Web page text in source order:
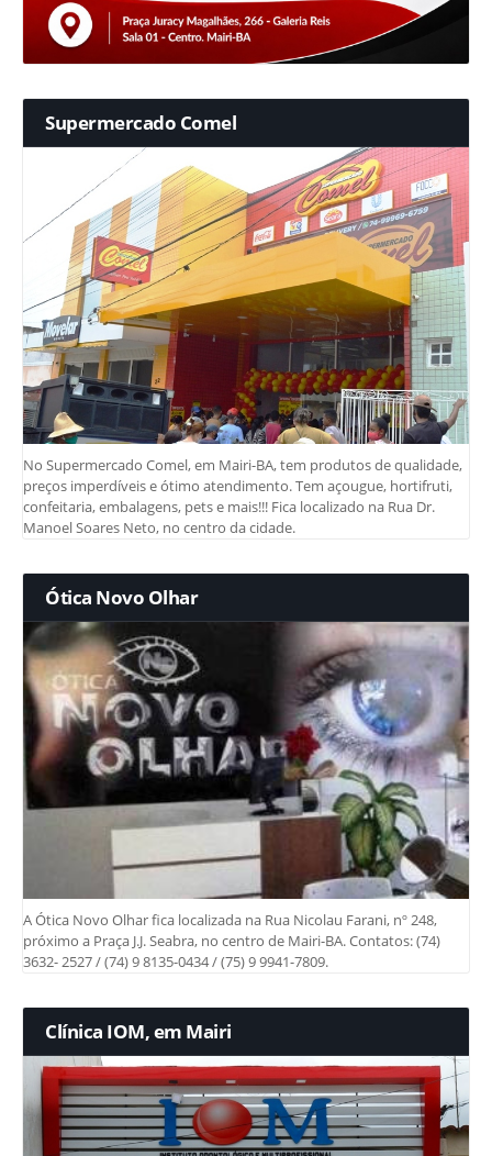
Supermercado Comel
No Supermercado Comel, em Mairi-BA, tem produtos de qualidade,
preços imperdíveis e ótimo atendimento. Tem açougue, hortifruti,
confeitaria, embalagens, pets e mais!!! Fica localizado na Rua Dr.
Manoel Soares Neto, no centro da cidade.
Ótica Novo Olhar
A Ótica Novo Olhar fica localizada na Rua Nicolau Farani, nº 248,
próximo a Praça J.J. Seabra, no centro de Mairi-BA. Contatos: (74)
3632- 2527 / (74) 9 8135-0434 / (75) 9 9941-7809.
Clínica IOM, em Mairi